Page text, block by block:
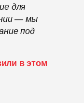
для
— мы
под
в этом